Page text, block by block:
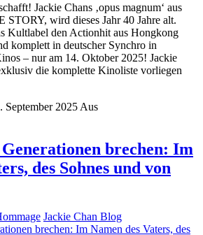
Jackie Chans ‚opus magnum‘ aus
STORY, wird dieses Jahr 40 Jahre alt.
Kultlabel den Actionhit aus Hongkong
komplett in deutscher Synchro in
– nur am 14. Oktober 2025! Jackie
die komplette Kinoliste vorliegen
September 2025 Aus
brechen: Im
des Sohnes und von
Jackie Chan Blog